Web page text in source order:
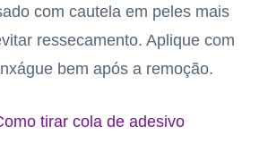
com cautela em peles mais
ressecamento. Aplique com
bem após a remoção.
tirar cola de adesivo